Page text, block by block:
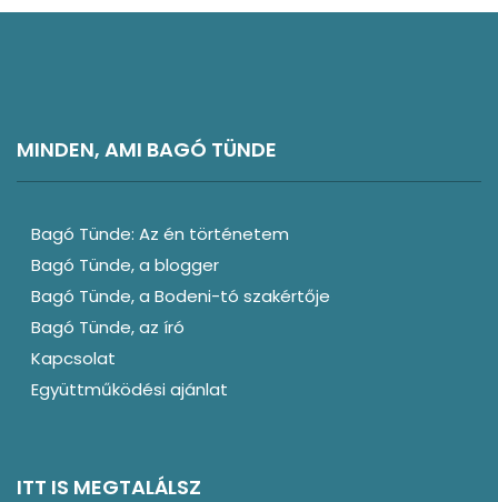
MINDEN, AMI BAGÓ TÜNDE
Bagó Tünde: Az én történetem
Bagó Tünde, a blogger
Bagó Tünde, a Bodeni-tó szakértője
Bagó Tünde, az író
Kapcsolat
Együttműködési ajánlat
ITT IS MEGTALÁLSZ